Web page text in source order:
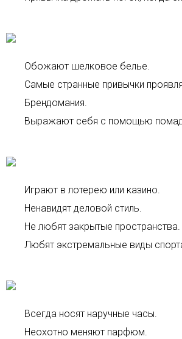
Обожают шелковое белье.
Самые странные привычки
Брендомания.
Выражают себя с помощью
Играют в лотерею или казино.
Ненавидят деловой стиль.
Не любят закрытые пространства.
Любят экстремальные виды
Всегда носят наручные часы.
Неохотно меняют парфюм.